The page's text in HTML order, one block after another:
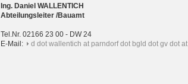
Ing. Daniel WALLENTICH
Abteilungsleiter /Bauamt
Tel.Nr. 02166 23 00 - DW 24
E-Mail:
d dot wallentich at parndorf dot bgld dot gv dot at